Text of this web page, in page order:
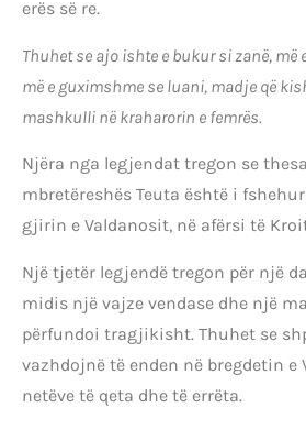
erës së re.
Thuhet se ajo ishte e bukur si zanë,
më e guximshme se luani, madje që
mashkulli në kraharorin e femrës.
Njëra nga legjendat tregon se
mbretëreshës Teuta është i
gjirin e Valdanosit, në afërsi të
Një tjetër legjendë tregon për një
midis një vajze vendase dhe një
përfundoi tragjikisht. Thuhet se
vazhdojnë të enden në bregdetin e
netëve të qeta dhe të errëta.